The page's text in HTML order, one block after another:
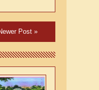
Post »